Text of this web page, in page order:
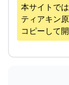
本サイトで
ティアキン
コピーして